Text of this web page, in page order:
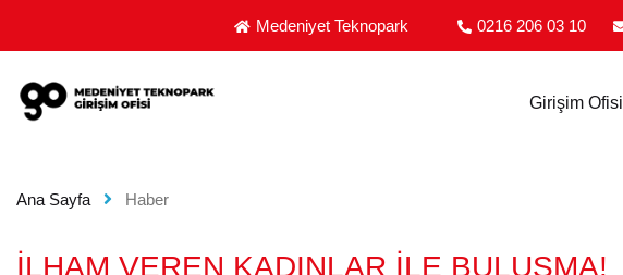
Medeniyet Teknopark 0216 206 03 10
Girişim Ofisi
Ana Sayfa Haber
İLHAM VEREN KADINLAR İLE BULUŞMA!